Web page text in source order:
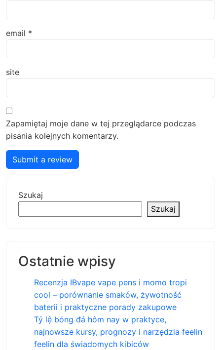
email *
site
Zapamiętaj moje dane w tej przeglądarce podczas
pisania kolejnych komentarzy.
Submit a review
Szukaj
Szukaj
Ostatnie wpisy
Recenzja IBvape vape pens i momo tropi
cool – porównanie smaków, żywotność
baterii i praktyczne porady zakupowe
Tỷ lệ bóng đá hôm nay w praktyce,
najnowsze kursy, prognozy i narzędzia feelin
feelin dla świadomych kibiców